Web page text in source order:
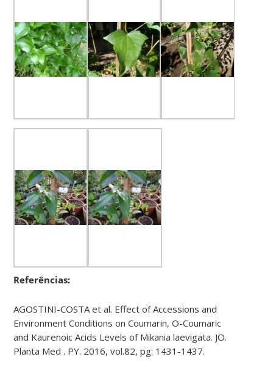
Referências:
AGOSTINI-COSTA et al. Effect of Accessions and
Environment Conditions on Coumarin, O-Coumaric
and Kaurenoic Acids Levels of Mikania laevigata. JO.
Planta Med . PY. 2016, vol.82, pg: 1431-1437.